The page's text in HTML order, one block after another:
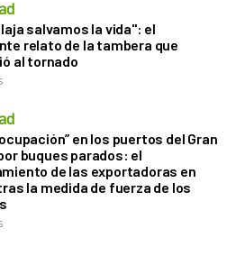
salvamos la vida": el
relato de la tambera que
al tornado
en los puertos del Gran
buques parados: el
de las exportadoras en
la medida de fuerza de los